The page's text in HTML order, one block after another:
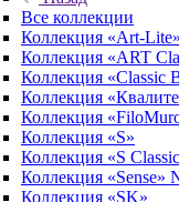
Все коллекции
Коллекция «Art-Lite»
Коллекция «ART
Коллекция «Classic
Коллекция
Коллекция
Коллекция «S»
Коллекция «S
Коллекция «Sense»
Коллекция «SK»